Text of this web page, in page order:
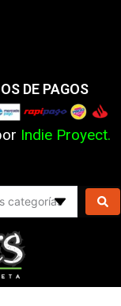
DE PAGOS
Indie Proyect.